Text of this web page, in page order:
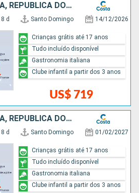
ANTIGUA E BARBUDA, REPUBLICA DOMINICANA
8 d Santo Domingo 14/12/2026
US$ 719
Crianças grátis até 17 anos
Tudo incluído disponível
Gastronomia italiana
Clube infantil a partir dos 3 anos
ANTIGUA E BARBUDA, REPUBLICA DOMINICANA
8 d Santo Domingo 01/02/2027
Crianças grátis até 17 anos
Tudo incluído disponível
Gastronomia italiana
Clube infantil a partir dos 3 anos